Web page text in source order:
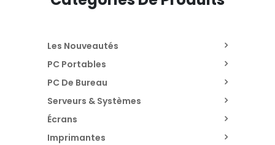
Les Nouveautés
PC Portables
PC De Bureau
Serveurs & Systèmes
Écrans
Imprimantes